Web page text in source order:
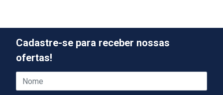
Cadastre-se para receber nossas
ofertas!